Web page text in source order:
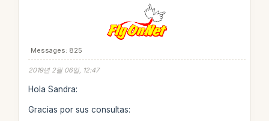
Messages: 825
2019년 2월 06일, 12:47
Hola Sandra:
Gracias por sus consultas: